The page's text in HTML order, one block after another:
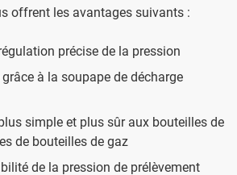
offrent les avantages suivants :
précise de la pression
à la soupape de décharge
simple et plus sûr aux bouteilles de
de bouteilles de gaz
de la pression de prélèvement